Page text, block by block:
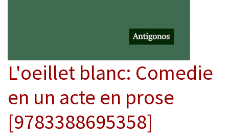
L'oeillet blanc: Comedie
en un acte en prose
[9783388695358]